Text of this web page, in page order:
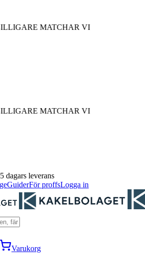
MATCHAR VI
MATCHAR VI
dagars leverans
GuiderFör proffsLogga in
Varukorg